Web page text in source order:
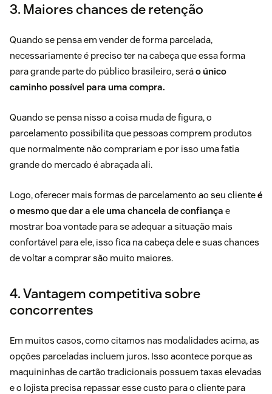
3. Maiores chances de retenção
Quando se pensa em vender de forma parcelada,
necessariamente é preciso ter na cabeça que essa forma
para grande parte do público brasileiro, seráo único
caminho possível para uma compra.
Quando se pensa nisso a coisa muda de figura, o
parcelamento possibilita que pessoas comprem produtos
que normalmente não comprariam e por isso uma fatia
grande do mercado é abraçada ali.
Logo, oferecer mais formas de parcelamento ao seu clienteé
o mesmo que dar a ele uma chancela de confiança e
mostrar boa vontade para se adequar a situação mais
confortável para ele, isso fica na cabeça dele e suas chances
de voltar a comprar são muito maiores.
4. Vantagem competitiva sobre
concorrentes
Em muitos casos, como citamos nas modalidades acima, as
opções parceladas incluem juros. Isso acontece porque as
maquininhas de cartão tradicionais possuem taxas elevadas
e o lojista precisa repassar esse custo para o cliente para